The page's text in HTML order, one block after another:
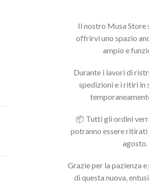
Il nostro Musa Store
offrirvi uno spazio
ampio e
Durante i lavori di
spedizioni e i ritiri in
📦 Tutti gli ordini
potranno essere
agosto.
Grazie per la pazienza
di questa nuova,
Acquista il pacchetto
Potrebbero